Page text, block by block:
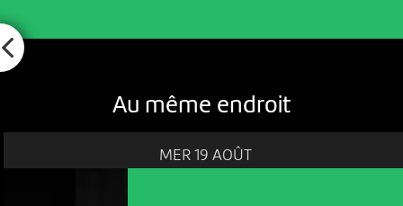
Au même endroit
MER 19 AOÛT